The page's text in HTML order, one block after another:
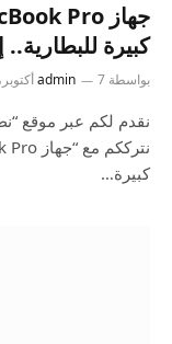
كبيرة للبطارية..
بواسطة admin 7 أكتوبر، 2023
نقدم لكم عبر موقع
كبيرة…